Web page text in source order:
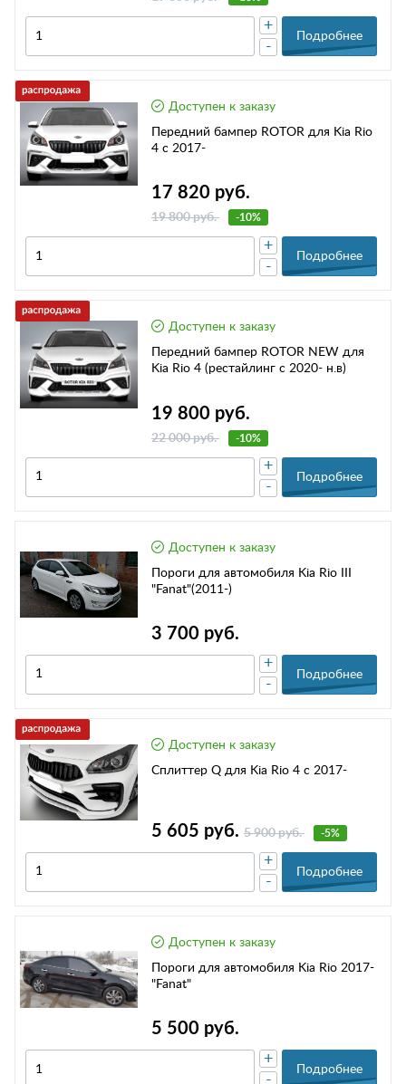
-
+
Подробнее
Доступен к заказу
Передний бампер ROTOR для Kia Rio
4 с 2017-
17 820 руб.
19 800 руб. -10%
-
+
Подробнее
Доступен к заказу
Передний бампер ROTOR NEW для
Kia Rio 4 (рестайлинг с 2020- н.в)
19 800 руб.
22 000 руб. -10%
-
+
Подробнее
Доступен к заказу
Пороги для автомобиля Kia Rio III
"Fanat"(2011-)
3 700 руб.
-
+
Подробнее
Доступен к заказу
Сплиттер Q для Kia Rio 4 с 2017-
5 605 руб. 5 900 руб. -5%
-
+
Подробнее
Доступен к заказу
Пороги для автомобиля Kia Rio 2017-
"Fanat"
5 500 руб.
-
+
Подробнее